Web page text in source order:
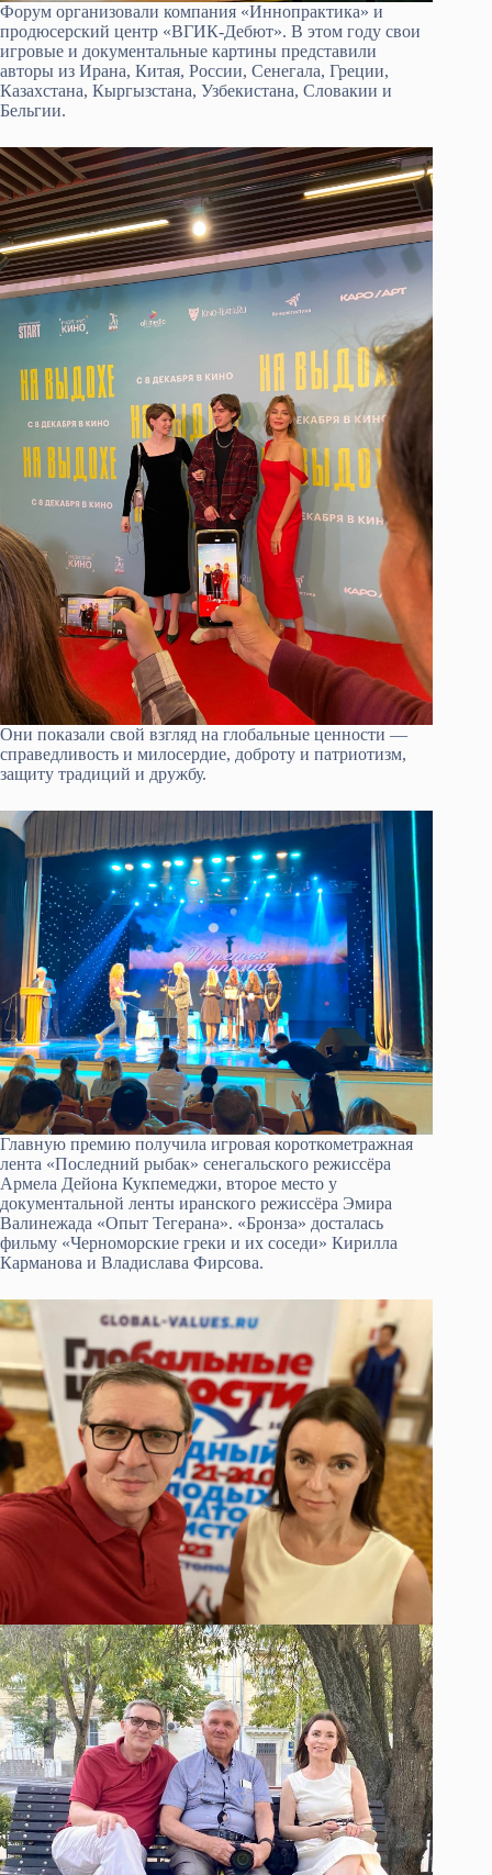
Форум организовали компания «Иннопрактика» и
продюсерский центр «ВГИК-Дебют». В этом году свои
игровые и документальные картины представили
авторы из Ирана, Китая, России, Сенегала, Греции,
Казахстана, Кыргызстана, Узбекистана, Словакии и
Бельгии.
Они показали свой взгляд на глобальные ценности —
справедливость и милосердие, доброту и патриотизм,
защиту традиций и дружбу.
Главную премию получила игровая короткометражная
лента «Последний рыбак» сенегальского режиссёра
Армела Дейона Кукпемеджи, второе место у
документальной ленты иранского режиссёра Эмира
Валинежада «Опыт Тегерана». «Бронза» досталась
фильму «Черноморские греки и их соседи» Кирилла
Карманова и Владислава Фирсова.